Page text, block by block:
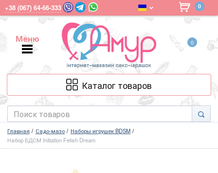
+38 (067) 64-66-333 0
Меню
Меню
0
Каталог товаров
Главная Садо-мазо
Наборы игрушек BDSM
Набор БДСМ Initiation Fetish Dream